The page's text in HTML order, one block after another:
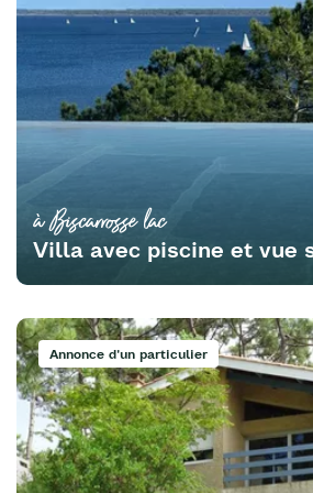
à Biscarrosse lac
Villa avec piscine et vue
Annonce d'un particulier